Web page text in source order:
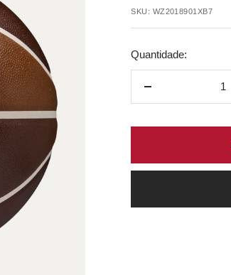
promocional
SKU: WZ2018901XB7
Quantidade: